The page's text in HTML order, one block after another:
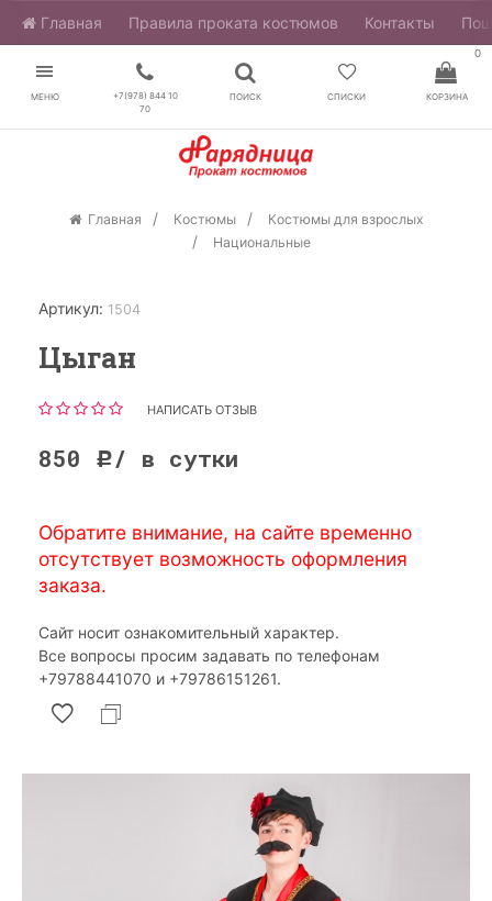
Главная ​Правила проката костюмов Контакты
МЕНЮ
+7(978) 844 10
70
ПОИСК СПИСКИ
0
КОРЗИНА
Главная Костюмы
Костюмы для взрослых
Национальные
Артикул: 1504
Цыган
НАПИСАТЬ ОТЗЫВ
850 Р / в сутки
Обратите внимание, на сайте временно
отсутствует возможность оформления
заказа.
Сайт носит ознакомительный характер.
Все вопросы просим задавать по телефонам
‎+79788441070 и ‎+79786151261.